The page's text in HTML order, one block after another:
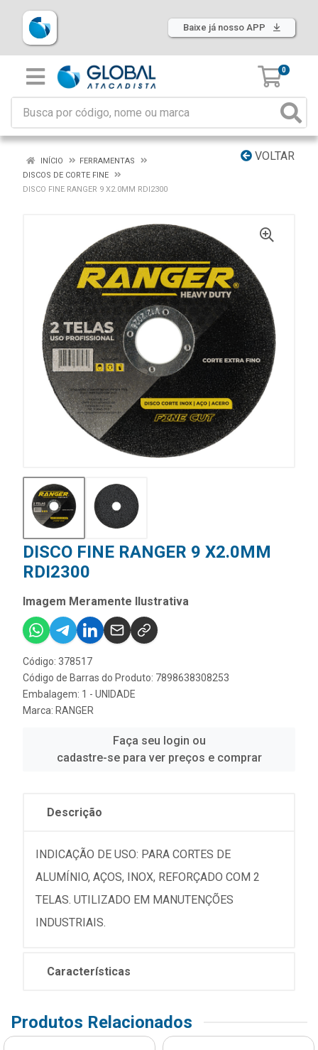
Baixe já nosso APP
0
VOLTAR
INÍCIO
FERRAMENTAS
DISCOS DE CORTE FINE
DISCO FINE RANGER 9 X2.0MM RDI2300
DISCO FINE RANGER 9 X2.0MM
RDI2300
Imagem Meramente Ilustrativa
Código: 378517
Código de Barras do Produto: 7898638308253
Embalagem: 1 - UNIDADE
Marca: RANGER
Faça seu login ou
cadastre-se para ver preços e comprar
Descrição
INDICAÇÃO DE USO: PARA CORTES DE
ALUMÍNIO, AÇOS, INOX, REFORÇADO COM 2
TELAS. UTILIZADO EM MANUTENÇÕES
INDUSTRIAIS.
Características
Produtos Relacionados